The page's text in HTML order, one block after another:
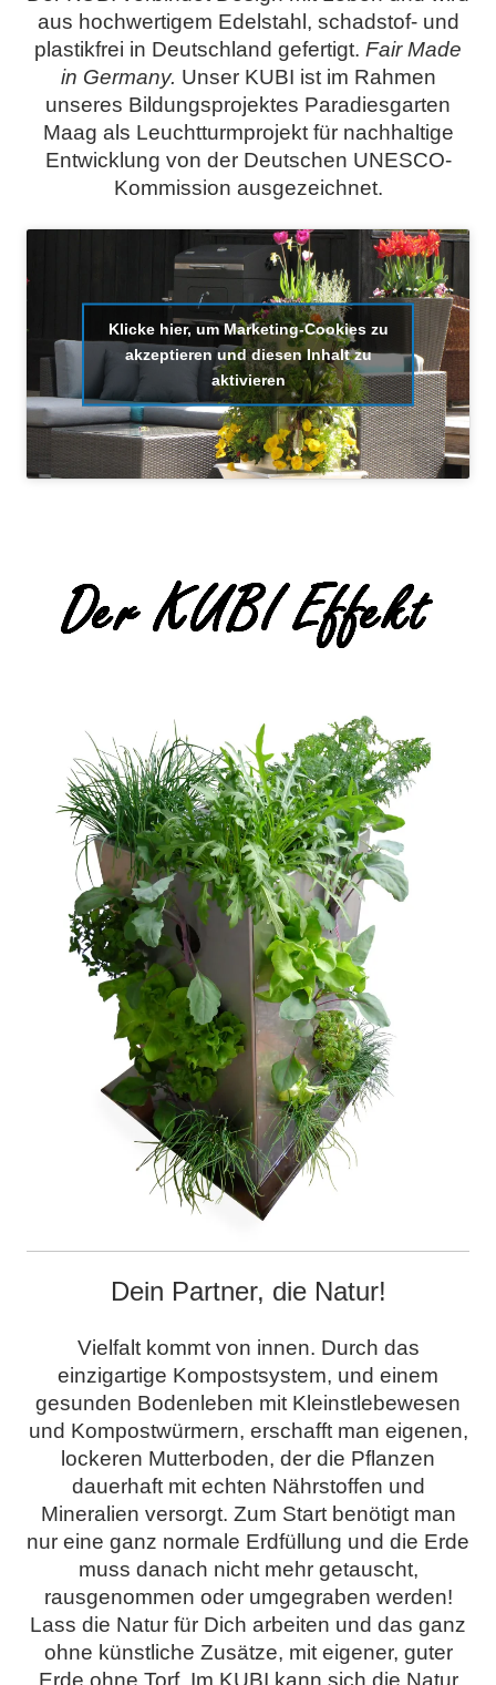
aus hochwertigem Edelstahl, schadstof- und
plastikfrei in Deutschland gefertigt. Fair Made
in Germany. Unser KUBI ist im Rahmen
unseres Bildungsprojektes Paradiesgarten
Maag als Leuchtturmprojekt für nachhaltige
Entwicklung von der Deutschen UNESCO-
Kommission ausgezeichnet.
Klicke hier, um Marketing-Cookies zu
akzeptieren und diesen Inhalt zu
aktivieren
Dein Partner, die Natur!
Vielfalt kommt von innen. Durch das
einzigartige Kompostsystem, und einem
gesunden Bodenleben mit Kleinstlebewesen
und Kompostwürmern, erschafft man eigenen,
lockeren Mutterboden, der die Pflanzen
dauerhaft mit echten Nährstoffen und
Mineralien versorgt. Zum Start benötigt man
nur eine ganz normale Erdfüllung und die Erde
muss danach nicht mehr getauscht,
rausgenommen oder umgegraben werden!
Lass die Natur für Dich arbeiten und das ganz
ohne künstliche Zusätze, mit eigener, guter
Erde ohne Torf. Im KUBI kann sich die Natur